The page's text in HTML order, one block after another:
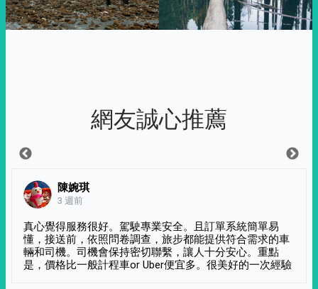
網友誠心推薦
陳婉琪
3 週前
真心覺得服務很好。駕駛專業安全。且訂單系統簡單易
懂，接送前，依照問卷調查，旅步都能提供符合需求的車
輛和司機。司機會保持密切聯繫，讓人十分安心。重點
是，價格比一般計程車or Uber便宜多。很美好的一次經驗